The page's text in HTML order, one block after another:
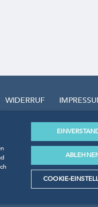
WIDERRUF
und Normen nach
COOKIE-